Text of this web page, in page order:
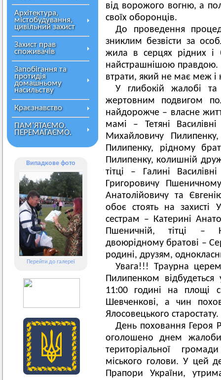
Архітектура,
містобудування,
цивільний захист
Захист прав
споживачів
Запобігання та
протидія
домашньому
насильству
Краєзнавство
ПАМ’ЯТАЄМО.
ПЕРЕМАГАЄМО.
Випадкове фото
Перейти до галереї
від ворожого вогню, а
своїх оборонців.
До проведення
зниклим безвісти за
жила в серцях рідних і
найстрашнішою правдою.
втрати, який не має меж і
У глибокій жалобі
жертовним подвигом
найдорожче – власне
мамі – Тетяні
Михайловичу
Пилипенку, рідному
Пилипенку, колишній
тітці – Галині
Григоровичу
Анатолійовичу та
обоє стоять на захисті
сестрам – Катерині
Пшеничній, тітці –
двоюрідному братові –
родині, друзям,
Увага!!! Траурна
Пилипенком
11:00 годині на площі
Шевченкові, а чин
Ялосовецького старостату.
День поховання Героя
оголошено днем жалоби
територіальної
міського голови. У цей
Прапори України,